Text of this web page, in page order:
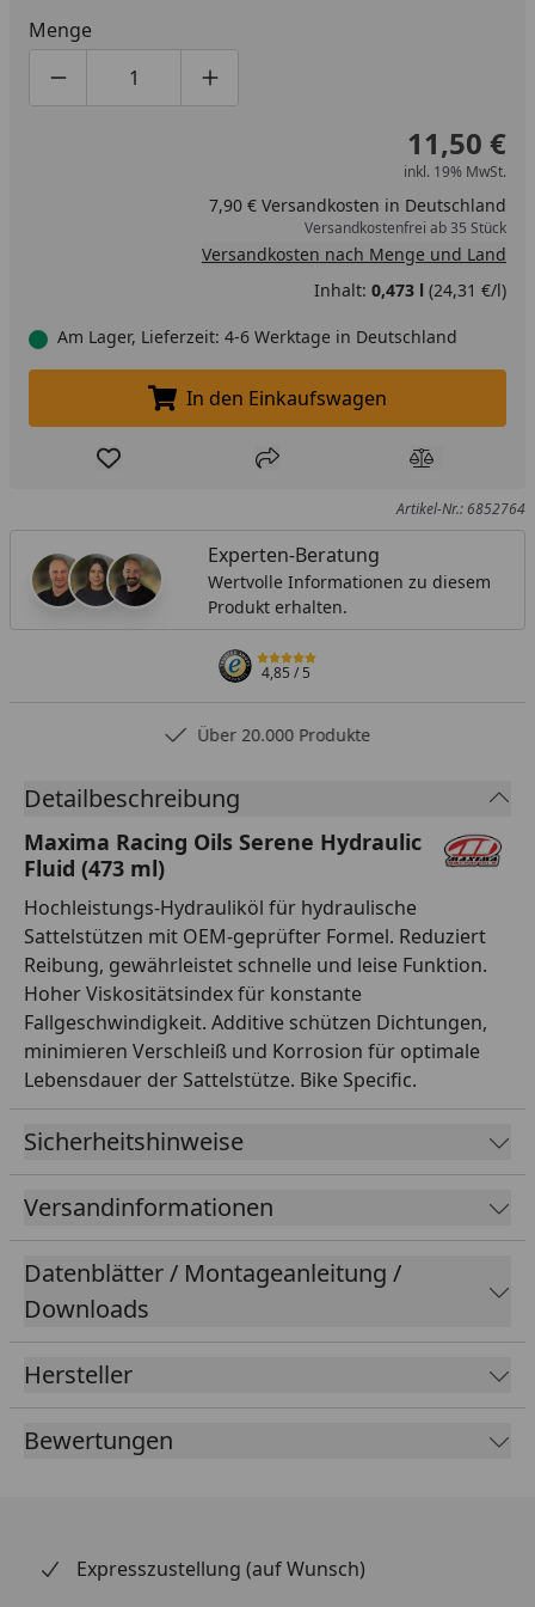
Menge
Produktmenge um eins verringern
Produktmenge manuell eingeben
Produktmenge um eins erhöhen
11,50 €
inkl. 19% MwSt.
7,90 € Versandkosten in Deutschland
Versandkostenfrei ab 35 Stück
Versandkosten nach Menge und Land
Inhalt: 0,473 l (24,31 €/l)
Am Lager, Lieferzeit: 4-6 Werktage in Deutschland
In den Einkaufswagen legen
In den Einkaufswagen
Produkt zur Wunschliste hinzufügen
Teilen Produkt
Artikel-Nr.: 6852764
Experten-Beratung
Wertvolle Informationen zu diesem
Produkt erhalten.
4,85/ 5
Über 20.000 Produkte
Detailbeschreibung
Maxima Racing Oils Serene Hydraulic
Fluid (473 ml)
Hochleistungs-Hydrauliköl für hydraulische
Sattelstützen mit OEM-geprüfter Formel. Reduziert
Reibung, gewährleistet schnelle und leise Funktion.
Hoher Viskositätsindex für konstante
Fallgeschwindigkeit. Additive schützen Dichtungen,
minimieren Verschleiß und Korrosion für optimale
Lebensdauer der Sattelstütze. Bike Specific.
Sicherheitshinweise
Versandinformationen
Datenblätter / Montageanleitung /
Downloads
Hersteller
Bewertungen
Expresszustellung (auf Wunsch)